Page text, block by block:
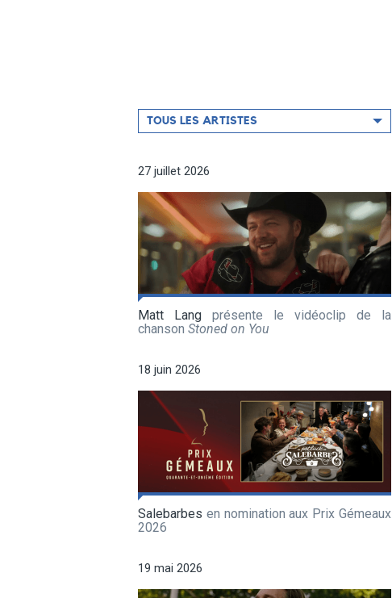
Filtrer
par
TOUS LES ARTISTES
27 juillet 2026
Matt Lang présente le vidéoclip de la
chanson Stoned on You
18 juin 2026
Salebarbes en nomination aux Prix Gémeaux
2026
19 mai 2026